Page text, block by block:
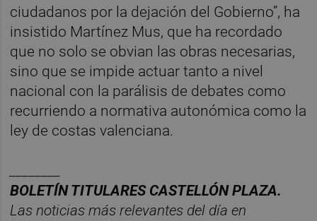
ciudadanos por la dejación del Gobierno”, ha
insistido Martínez Mus, que ha recordado
que no solo se obvian las obras necesarias,
sino que se impide actuar tanto a nivel
nacional con la parálisis de debates como
recurriendo a normativa autonómica como la
ley de costas valenciana.
BOLETÍN TITULARES CASTELLÓN PLAZA.
Las noticias más relevantes del día en